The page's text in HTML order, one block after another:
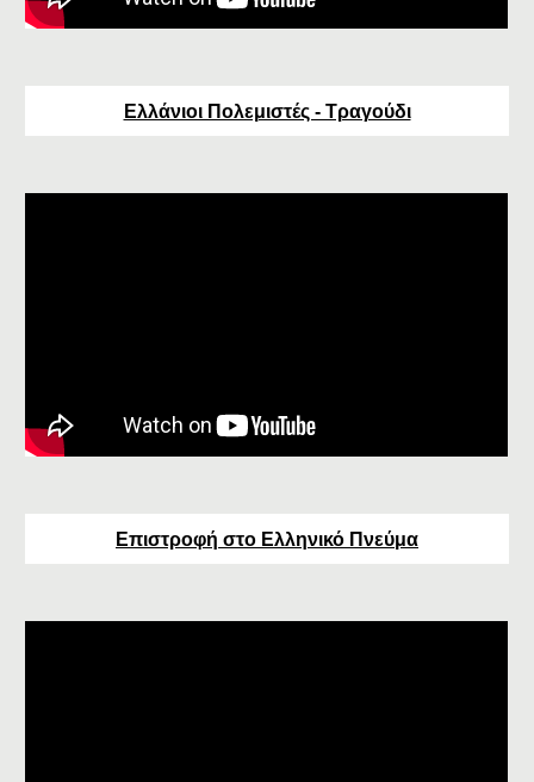
Ελλάνιοι Πολεμιστές - Τραγούδι
Επιστροφή στο Ελληνικό Πνεύμα